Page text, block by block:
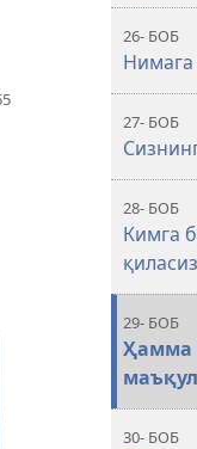
26- БОБ
27- БОБ
28- БОБ
Кимга
29- БОБ
Ҳамма
30- БОБ